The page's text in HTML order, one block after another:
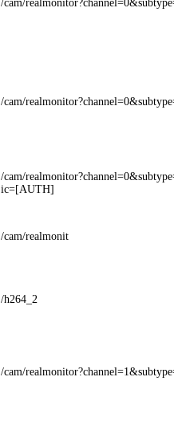
/cam/
/cam/
/cam/
ic=[AUTH]
/cam/realmonit
/h264_2
/cam/